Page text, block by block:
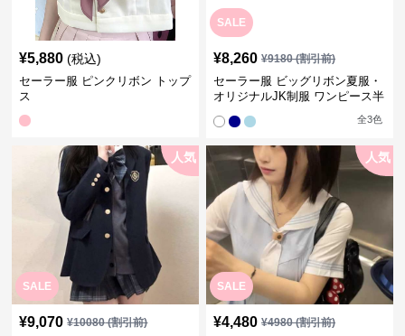
¥5,880 (税込)
セーラー服 ピンクリボン トップ
ス
SALE
¥8,260 ¥9180(割引前)
セーラー服 ビッグリボン夏服・
オリジナルJK制服 ワンピース半
全3色
SALE
人気
¥9,070 ¥10080(割引前)
SALE
人気
¥4,480 ¥4980(割引前)